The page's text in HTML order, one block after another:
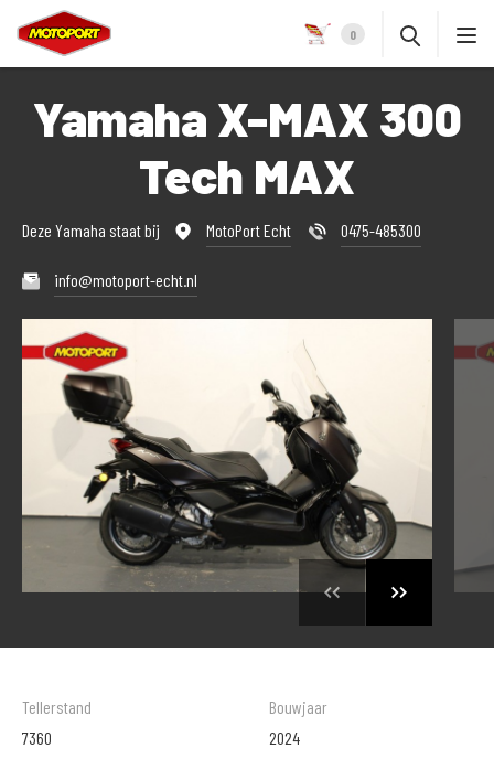
0
Yamaha X-MAX 300
Tech MAX
Deze Yamaha staat bij MotoPort Echt 0475-485300
info@motoport-echt.nl
Tellerstand
7360
Bouwjaar
2024